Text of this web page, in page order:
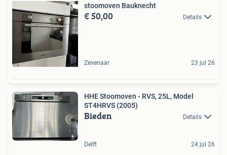
stoomoven Bauknecht
€ 50,00 Details
Zevenaar 23 jul 26
HHE Stoomoven - RVS, 25L, Model
ST4HRVS (2005)
Bieden Details
Delft 24 jul 26